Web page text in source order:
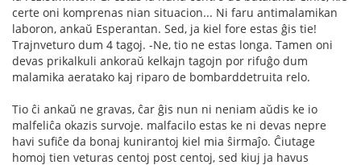
certe oni komprenas nian situacion... Ni faru antimalamikan
laboron, ankaŭ Esperantan. Sed, ja kiel fore estas ĝis tie!
Trajnveturo dum 4 tagoj. -Ne, tio ne estas longa. Tamen oni
devas prikalkuli ankoraŭ kelkajn tagojn por rifuĝo dum
malamika aeratako kaj riparo de bombarddetruita relo.
Tio ĉi ankaŭ ne gravas, ĉar ĝis nun ni neniam aŭdis ke io
malfeliĉa okazis survoje. malfacilo estas ke ni devas nepre
havi sufiĉe da bonaj kunirantoj kiel mia ŝirmaĵo. Ĉiutage
homoj tien veturas centoj post centoj, sed kiuj ja havus